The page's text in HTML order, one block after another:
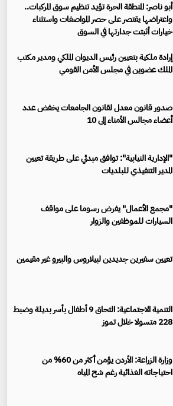
أبو ناصر: المنطقة الحرة تؤيد تنظيم سوق المركبات..
واعتراضها يقتصر على حصر المواصفات واستثناء
خيارات أثبتت جدارتها في السوق
إرادة ملكية بتعيين رئيس الديوان الملكي ومدير مكتب
الملك عضوين في مجلس الأمن القومي
صدور قانون معدل لقانون الجامعات يخفض عدد
أعضاء مجالس الأمناء إلى 10
"الإدارية النيابية": توافق مبدئي على طريقة تعيين
المدير التنفيذي للبلديات
"مجمع الأعمال" يفرض رسوما على مواقف
السيارات للموظفين والزوار
تعيين سفيرين جديدين لبيلاروس والبيرو غير مقيمين
‏التنمية الاجتماعية: التحاق 9 أطفال بأسر بديلة وضبط
228 متسولا خلال تموز
وزارة الزراعة: الأردن يؤمن أكثر من 60% من
احتياجاته الغذائية رغم شح المياه